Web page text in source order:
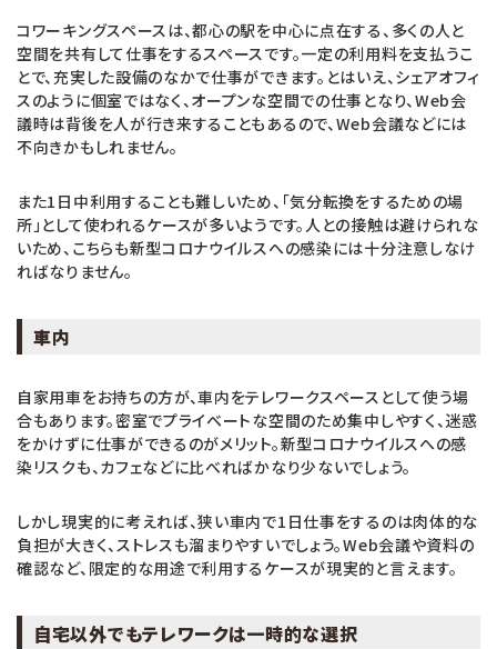
コワーキングスペースは、都心の駅を中心に点在する、多くの人と
空間を共有して仕事をするスペースです。一定の利用料を支払うこ
とで、充実した設備のなかで仕事ができます。とはいえ、シェアオフィ
スのように個室ではなく、オープンな空間での仕事となり、Web会
議時は背後を人が行き来することもあるので、Web会議などには
不向きかもしれません。
また1日中利用することも難しいため、「気分転換をするための場
所」として使われるケースが多いようです。人との接触は避けられな
いため、こちらも新型コロナウイルスへの感染には十分注意しなけ
ればなりません。
車内
自家用車をお持ちの方が、車内をテレワークスペースとして使う場
合もあります。密室でプライベートな空間のため集中しやすく、迷惑
をかけずに仕事ができるのがメリット。新型コロナウイルスへの感
染リスクも、カフェなどに比べればかなり少ないでしょう。
しかし現実的に考えれば、狭い車内で1日仕事をするのは肉体的な
負担が大きく、ストレスも溜まりやすいでしょう。Web会議や資料の
確認など、限定的な用途で利用するケースが現実的と言えます。
自宅以外でもテレワークは一時的な選択